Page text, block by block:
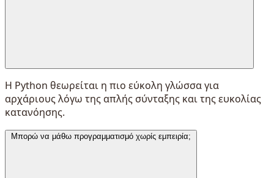
Η Python θεωρείται η πιο εύκολη γλώσσα για
αρχάριους λόγω της απλής σύνταξης και της ευκολίας
κατανόησης.
Μπορώ να μάθω προγραμματισμό χωρίς εμπειρία;